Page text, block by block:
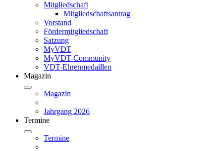
Mitgliedschaft
Mitgliedschaftsantrag
Vorstand
Fördermitgliedschaft
Satzung
MyVDT
MyVDT-Community
VDT-Ehrenmedaillen
Magazin
Magazin
Jahrgang 2026
Termine
Termine